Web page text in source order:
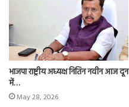
भाजपा राष्ट्रीय अध्यक्ष नितिन नवीन आज दून
में…
May 28, 2026